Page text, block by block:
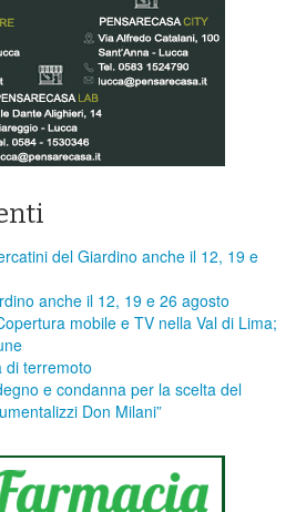
del Giardino anche il 12, 19 e
anche il 12, 19 e 26 agosto
mobile e TV nella Val di Lima;
di terremoto
e condanna per la scelta del
Don Milani”